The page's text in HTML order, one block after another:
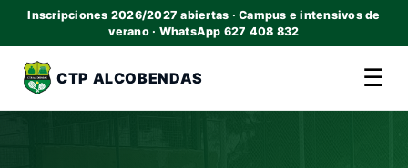
Inscripciones 2026/2027 abiertas · Campus e intensivos de
verano · WhatsApp 627 408 832
CTP ALCOBENDAS ☰